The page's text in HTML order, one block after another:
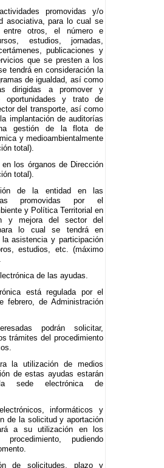
promovidas y/o
asociativa, para lo cual se
entre otros, el número e
estudios, jornadas,
publicaciones y
que se presten a los
tendrá en consideración la
de igualdad, así como
dirigidas a promover y
oportunidades y trato de
del transporte, así como
implantación de auditorías
gestión de la flota de
y medioambientalmente
total).
los órganos de Dirección
total).
de la entidad en las
promovidas por el
y Política Territorial en
y mejora del sector del
lo cual se tendrá en
asistencia y participación
estudios, etc. (máximo
de las ayudas.
está regulada por el
febrero, de Administración
podrán solicitar,
trámites del procedimiento
la utilización de medios
de estas ayudas estarán
sede electrónica de
informáticos y
de la solicitud y aportación
a su utilización en los
pudiendo
de solicitudes, plazo y